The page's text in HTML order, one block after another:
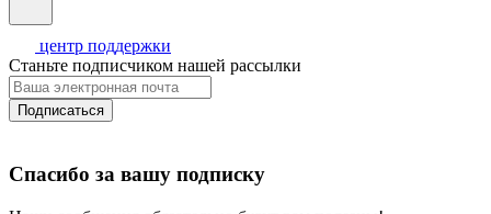
центр поддержки
Станьте подписчиком нашей рассылки
Подписаться
Спасибо за вашу подписку